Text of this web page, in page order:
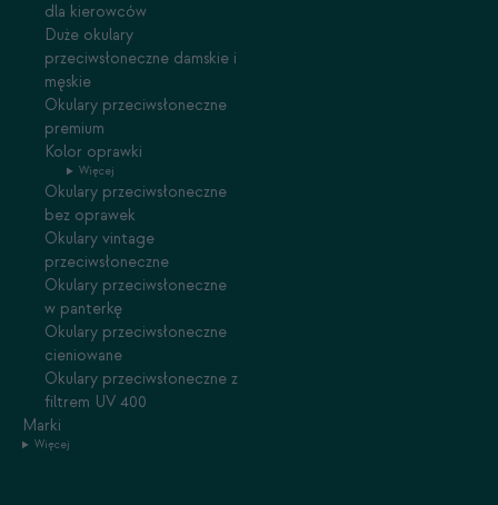
dla kierowców
Duże okulary
przeciwsłoneczne damskie i
męskie
Okulary przeciwsłoneczne
premium
Kolor oprawki
Więcej
Okulary przeciwsłoneczne
bez oprawek
Okulary vintage
przeciwsłoneczne
Okulary przeciwsłoneczne
w panterkę
Okulary przeciwsłoneczne
cieniowane
Okulary przeciwsłoneczne z
filtrem UV 400
Marki
Więcej